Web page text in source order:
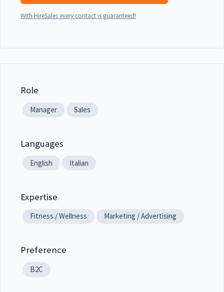
With HireSales every contact is guaranteed!
Role
Manager Sales
Languages
English Italian
Expertise
Fitness / Wellness Marketing / Advertising
Preference
B2C